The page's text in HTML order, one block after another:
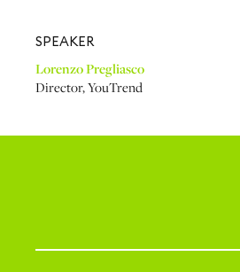
SPEAKER
Lorenzo Pregliasco
Director,YouTrend